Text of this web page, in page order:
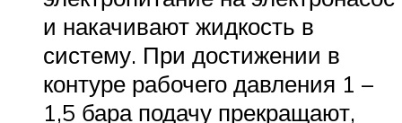
и накачивают жидкость в
систему. При достижении в
контуре рабочего давления 1 –
1,5 бара подачу прекращают,